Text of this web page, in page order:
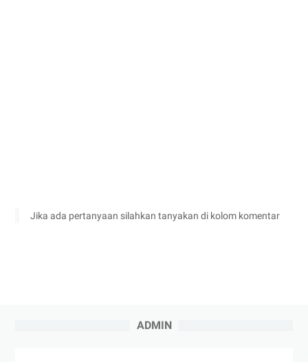
Jika ada pertanyaan silahkan tanyakan di kolom komentar
ADMIN